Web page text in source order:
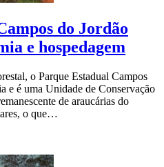
do Jordão
e hospedagem
o Parque Estadual Campos
e é uma Unidade de Conservação
de araucárias do
o que…